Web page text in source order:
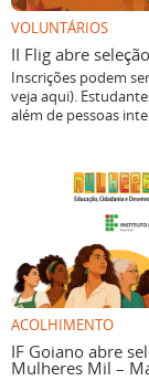
VOLUNTÁRIOS
II Flig abre
Inscrições podem
veja aqui).
além de pessoas
ACOLHIMENTO
IF Goiano abre
Mulheres Mil –